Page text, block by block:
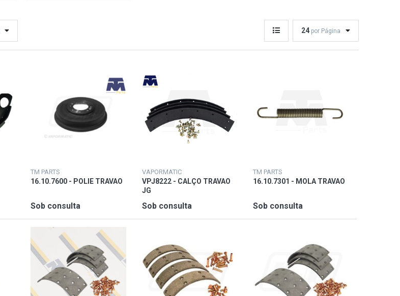
24 por Página
TM PARTS
16.10.7600 - POLIE TRAVAO
Sob consulta
VAPORMATIC
VPJ8222 - CALÇO TRAVAO
JG
Sob consulta
TM PARTS
16.10.7301 - MOLA TRAVAO
Sob consulta